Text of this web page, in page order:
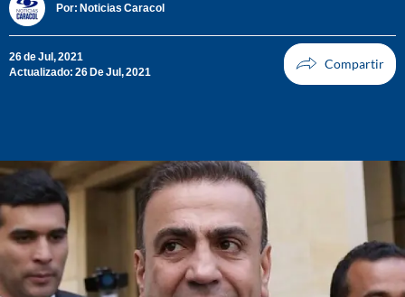
Por: Noticias Caracol
26 de Jul, 2021
Actualizado: 26 De Jul, 2021